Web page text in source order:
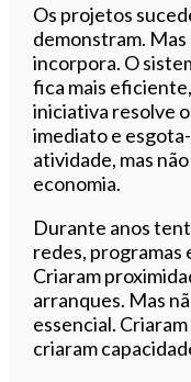
Os projetos
demonstram. Mas
incorpora. O
fica mais
iniciativa resolve
imediato e
atividade, mas
economia.
Durante anos
redes, programas
Criaram
arranques. Mas
essencial.
criaram